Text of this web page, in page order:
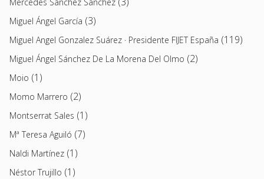
Miguel Ángel García (3)
Miguel Angel Gonzalez Suárez · Presidente FIJET España (119)
Miguel Ángel Sánchez De La Morena Del Olmo (2)
Moio (1)
Momo Marrero (2)
Montserrat Sales (1)
Mª Teresa Aguiló (7)
Naldi Martínez (1)
Néstor Trujillo (1)